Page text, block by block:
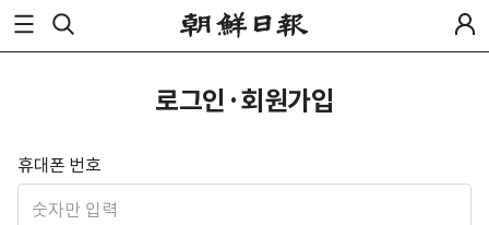
로그인·회원가입
휴대폰 번호